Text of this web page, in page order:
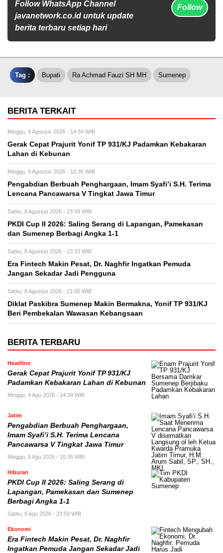
Follow WhatsApp Channel
javanetwork.co.id untuk update
berita terbaru setiap hari
Follow
Tag : Bupati Ra Achmad Fauzi SH MH Sumenep
BERITA TERKAIT
Minggu, 9 Agustus 2026 - 14:34 WIB
Gerak Cepat Prajurit Yonif TP 931/KJ Padamkan Kebakaran
Lahan di Kebunan
Minggu, 9 Agustus 2026 - 10:35 WIB
Pengabdian Berbuah Penghargaan, Imam Syafi’i S.H. Terima
Lencana Pancawarsa V Tingkat Jawa Timur
Sabtu, 8 Agustus 2026 - 23:59 WIB
PKDI Cup II 2026: Saling Serang di Lapangan, Pamekasan
dan Sumenep Berbagi Angka 1-1
Sabtu, 8 Agustus 2026 - 23:33 WIB
Era Fintech Makin Pesat, Dr. Naghfir Ingatkan Pemuda
Jangan Sekadar Jadi Pengguna
Sabtu, 8 Agustus 2026 - 21:00 WIB
Diklat Paskibra Sumenep Makin Bermakna, Yonif TP 931/KJ
Beri Pembekalan Wawasan Kebangsaan
BERITA TERBARU
Headline
Gerak Cepat Prajurit Yonif TP 931/KJ
Padamkan Kebakaran Lahan di Kebunan
Minggu, 9 Agu 2026 - 14:34 WIB
Jatim
Pengabdian Berbuah Penghargaan,
Imam Syafi’i S.H. Terima Lencana
Pancawarsa V Tingkat Jawa Timur
Minggu, 9 Agu 2026 - 10:35 WIB
Hiburan
PKDI Cup II 2026: Saling Serang di
Lapangan, Pamekasan dan Sumenep
Berbagi Angka 1-1
Sabtu, 8 Agu 2026 - 23:59 WIB
Ekonomi
Era Fintech Makin Pesat, Dr. Naghfir
Ingatkan Pemuda Jangan Sekadar Jadi